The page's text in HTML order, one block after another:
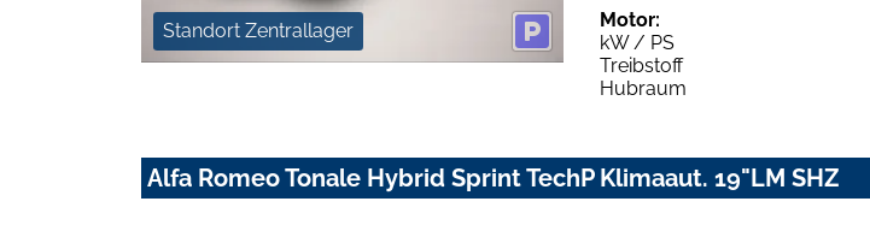
Standort Zentrallager
Motor:
kW / PS
Treibstoff
Hubraum
Alfa Romeo Tonale Hybrid Sprint TechP Klimaaut. 19"LM SHZ